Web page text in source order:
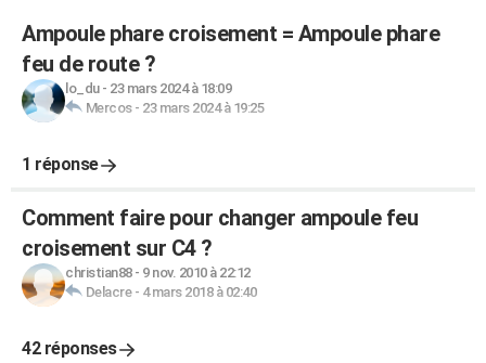
Ampoule phare croisement = Ampoule phare
feu de route ?
lo_du- 23 mars 2024 à 18:09
Mercos- 23 mars 2024 à 19:25
1 réponse
Comment faire pour changer ampoule feu
croisement sur C4 ?
christian88- 9 nov. 2010 à 22:12
Delacre- 4 mars 2018 à 02:40
42 réponses